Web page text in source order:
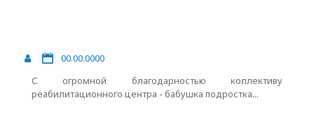
00.00.0000
С огромной благодарностью коллективу
реабилитационного центра - бабушка подростка...